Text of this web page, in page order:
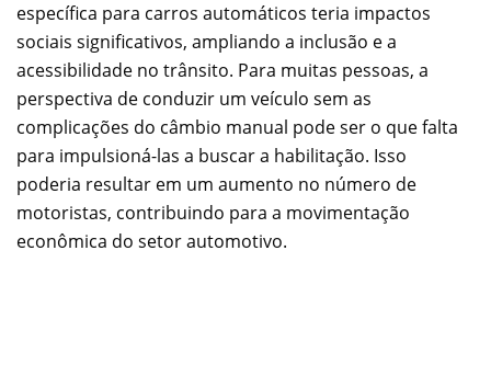
específica para carros automáticos teria impactos
sociais significativos, ampliando a inclusão e a
acessibilidade no trânsito. Para muitas pessoas, a
perspectiva de conduzir um veículo sem as
complicações do câmbio manual pode ser o que falta
para impulsioná-las a buscar a habilitação. Isso
poderia resultar em um aumento no número de
motoristas, contribuindo para a movimentação
econômica do setor automotivo.